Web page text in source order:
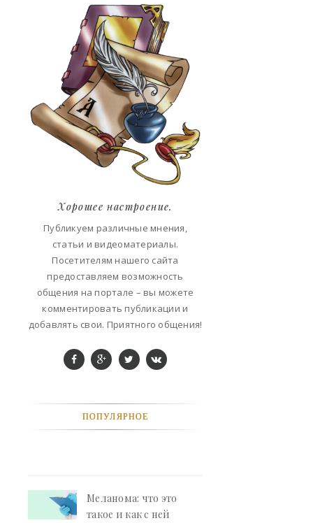
ПОДРОСТКИ
ГОРОДА
ЭКСПЕРЕМЕНТЫ
ЖИЛЬЕ
ЗВЕЗДЫ
Хорошее настроение.
Публикуем различные мнения,
статьи и видеоматериалы.
Посетителям нашего сайта
предоставляем возможность
общения на портале – вы можете
комментировать публикации и
добавлять свои. Приятного общения!
ПОПУЛЯРНОЕ
Меланома: что это
такое и как с ней